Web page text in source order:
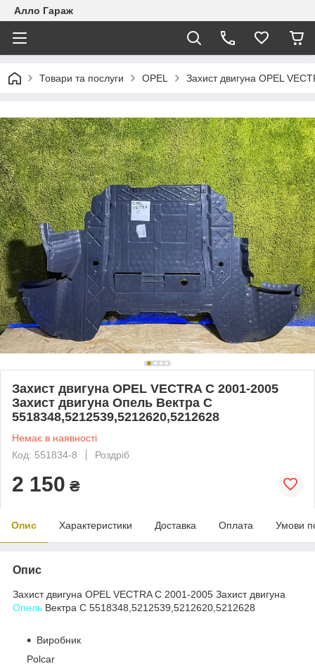
Алло Гараж
Товари та послуги OPEL Захист двигуна OPEL
Захист двигуна OPEL VECTRA C 2001-2005
Захист двигуна Опель Вектра С
5518348,5212539,5212620,5212628
Немає в наявності
Код: 551834-8
Роздріб
2 150 ₴
Опис Характеристики Доставка Оплата Умови
Опис
Захист двигуна OPEL VECTRA C 2001-2005 Захист двигуна
Опель Вектра С 5518348,5212539,5212620,5212628
Виробник
Polcar